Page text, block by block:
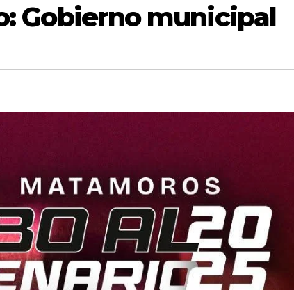
Gobierno municipal